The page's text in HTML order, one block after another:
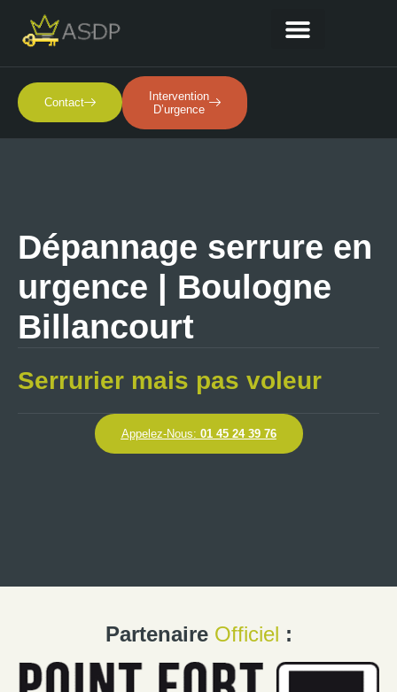
Contact
Intervention
D’urgence
Dépannage serrure en
urgence | Boulogne
Billancourt
Serrurier mais pas voleur
Appelez-Nous: 01 45 24 39 76
Partenaire Officiel :